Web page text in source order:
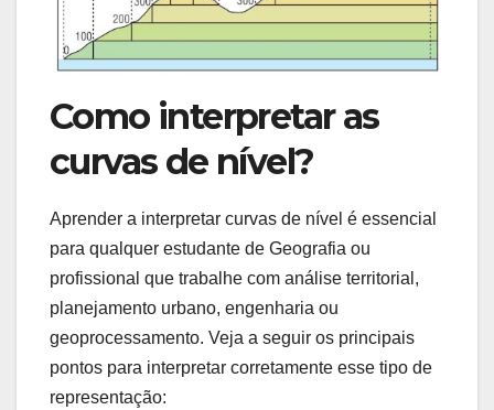
Como interpretar as
curvas de nível?
Aprender a interpretar curvas de nível é essencial
para qualquer estudante de Geografia ou
profissional que trabalhe com análise territorial,
planejamento urbano, engenharia ou
geoprocessamento. Veja a seguir os principais
pontos para interpretar corretamente esse tipo de
representação: